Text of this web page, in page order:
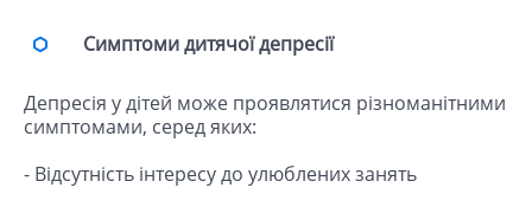
Симптоми дитячої депресії
Депресія у дітей може проявлятися різноманітними
симптомами, серед яких:
- Відсутність інтересу до улюблених занять